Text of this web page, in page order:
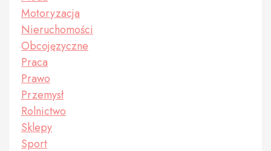
Motoryzacja
Nieruchomości
Obcojęzyczne
Praca
Prawo
Przemysł
Rolnictwo
Sklepy
Sport